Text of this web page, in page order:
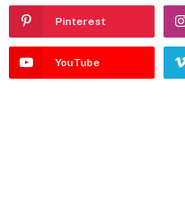
Pinterest
YouTube